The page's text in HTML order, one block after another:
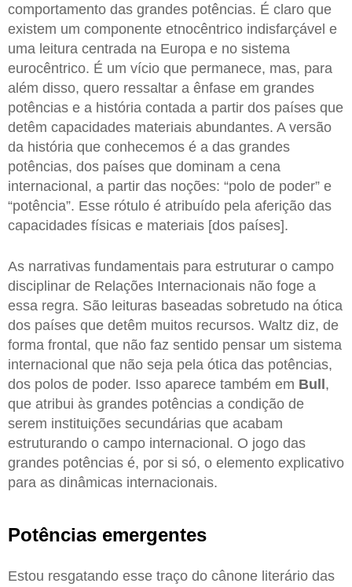
comportamento das grandes potências. É claro que
existem um componente etnocêntrico indisfarçável e
uma leitura centrada na Europa e no sistema
eurocêntrico. É um vício que permanece, mas, para
além disso, quero ressaltar a ênfase em grandes
potências e a história contada a partir dos países que
detêm capacidades materiais abundantes. A versão
da história que conhecemos é a das grandes
potências, dos países que dominam a cena
internacional, a partir das noções: “polo de poder” e
“potência”. Esse rótulo é atribuído pela aferição das
capacidades físicas e materiais [dos países].
As narrativas fundamentais para estruturar o campo
disciplinar de Relações Internacionais não foge a
essa regra. São leituras baseadas sobretudo na ótica
dos países que detêm muitos recursos. Waltz diz, de
forma frontal, que não faz sentido pensar um sistema
internacional que não seja pela ótica das potências,
dos polos de poder. Isso aparece também em Bull,
que atribui às grandes potências a condição de
serem instituições secundárias que acabam
estruturando o campo internacional. O jogo das
grandes potências é, por si só, o elemento explicativo
para as dinâmicas internacionais.
Potências emergentes
Estou resgatando esse traço do cânone literário das